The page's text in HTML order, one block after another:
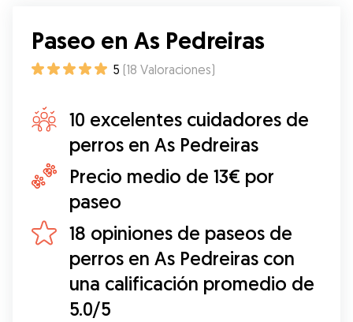
Paseo en As Pedreiras
5 (18 Valoraciones)
10 excelentes cuidadores de
perros en As Pedreiras
Precio medio de 13€ por
paseo
18 opiniones de paseos de
perros en As Pedreiras con
una calificación promedio de
5.0/5